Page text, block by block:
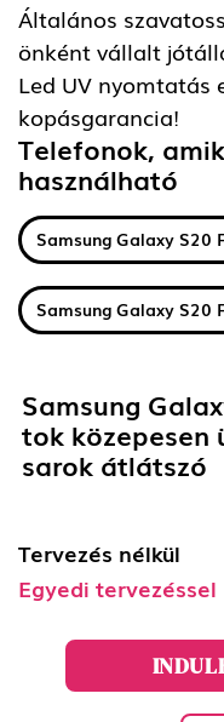
Általános
önként vállalt
Led UV nyomtatás
kopásgarancia!
Telefonok,
használható
Samsung Galaxy S20
Samsung Galaxy S20
Samsung
tok közepesen
sarok átlátszó
Tervezés nélkül
Egyedi tervezéssel